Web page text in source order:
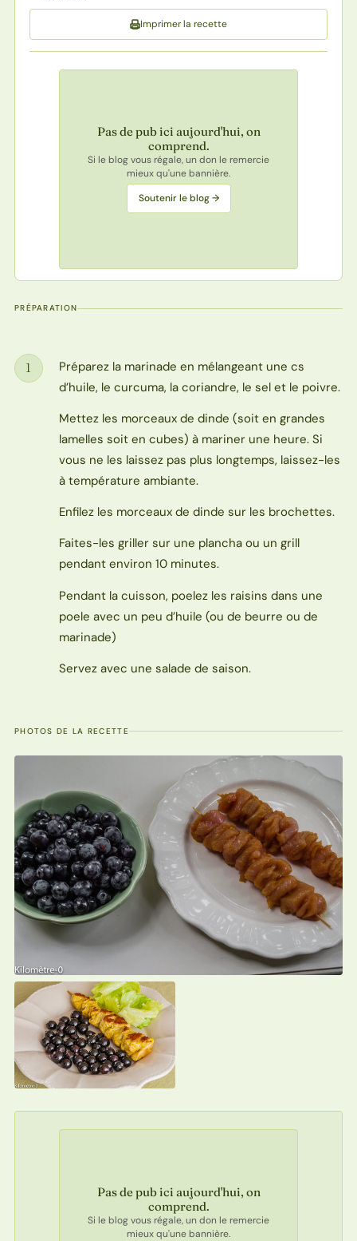
Imprimer la recette
Pas de pub ici aujourd'hui, on
comprend.
Si le blog vous régale, un don le remercie
mieux qu'une bannière.
Soutenir le blog →
PRÉPARATION
Étape
1
Préparez la marinade en mélangeant une cs
d’huile, le curcuma, la coriandre, le sel et le poivre.
Mettez les morceaux de dinde (soit en grandes
lamelles soit en cubes) à mariner une heure. Si
vous ne les laissez pas plus longtemps, laissez-les
à température ambiante.
Enfilez les morceaux de dinde sur les brochettes.
Faites-les griller sur une plancha ou un grill
pendant environ 10 minutes.
Pendant la cuisson, poelez les raisins dans une
poele avec un peu d’huile (ou de beurre ou de
marinade)
Servez avec une salade de saison.
PHOTOS DE LA RECETTE
Pas de pub ici aujourd'hui, on
comprend.
Si le blog vous régale, un don le remercie
mieux qu'une bannière.